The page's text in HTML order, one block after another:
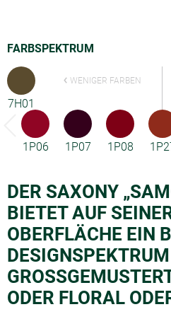
FARBSPEKTRUM
7H01
WENIGER FARBEN
1P06 1P07 1P08
DER SAXONY
BIETET AUF
OBERFLÄCHE EIN
DER FLORAL